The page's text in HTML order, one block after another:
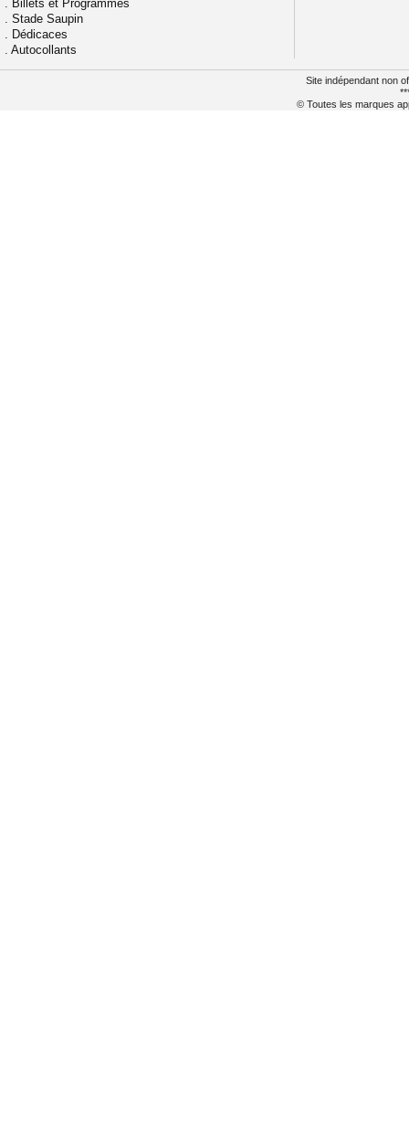
. Billets et Programmes
. Stade Saupin
. Dédicaces
. Autocollants
Site indépendant non
© Toutes les marques